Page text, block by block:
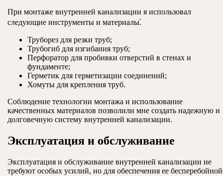
При монтаже внутренней канализации я использовал
следующие инструменты и материалы⁚
Труборез для резки труб;
Трубогиб для изгибания труб;
Перфоратор для пробивки отверстий в стенах и
фундаменте;
Герметик для герметизации соединений;
Хомуты для крепления труб.
Соблюдение технологии монтажа и использование
качественных материалов позволили мне создать надежную и
долговечную систему внутренней канализации.
Эксплуатация и обслуживание
Эксплуатация и обслуживание внутренней канализации не
требуют особых усилий, но для обеспечения ее бесперебойной